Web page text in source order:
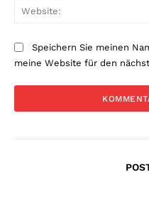
Speichern Sie meinen
meine Website für den